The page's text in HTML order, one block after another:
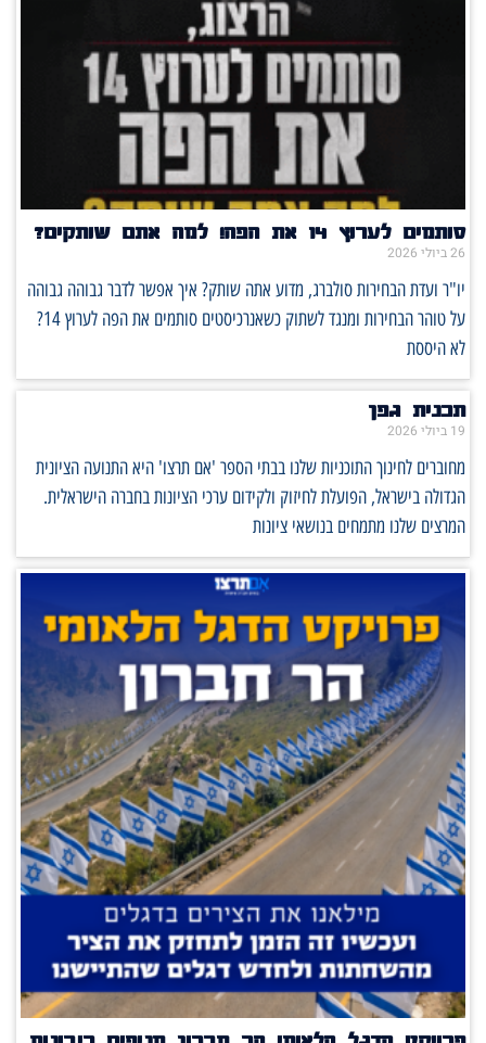
סותמים לערוץ 14 את הפה! למה אתם שותקים?
26 ביולי 2026
יו"ר ועדת הבחירות סולברג, מדוע אתה שותק? איך אפשר לדבר גבוהה גבוהה
על טוהר הבחירות ומנגד לשתוק כשאנרכיסטים סותמים את הפה לערוץ 14?
לא היססת
תכנית גפן
19 ביולי 2026
מחוברים לחינוך התוכניות שלנו בבתי הספר 'אם תרצו' היא התנועה הציונית
הגדולה בישראל, הפועלת לחיזוק ולקידום ערכי הציונות בחברה הישראלית.
המרצים שלנו מתמחים בנושאי ציונות